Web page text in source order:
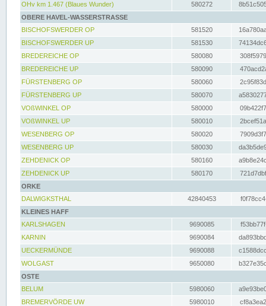
OHv km 1.467 (Blaues Wunder)
580272
OBERE HAVEL-WASSERSTRASSE
BISCHOFSWERDER OP
581520
BISCHOFSWERDER UP
581530
BREDEREICHE OP
580080
BREDEREICHE UP
580090
FÜRSTENBERG OP
580060
FÜRSTENBERG UP
580070
VOßWINKEL OP
580000
VOßWINKEL UP
580010
WESENBERG OP
580020
WESENBERG UP
580030
ZEHDENICK OP
580160
ZEHDENICK UP
580170
ORKE
DALWIGKSTHAL
42840453
KLEINES HAFF
KARLSHAGEN
9690085
KARNIN
9690084
UECKERMÜNDE
9690088
WOLGAST
9650080
OSTE
BELUM
5980060
BREMERVÖRDE UW
5980010